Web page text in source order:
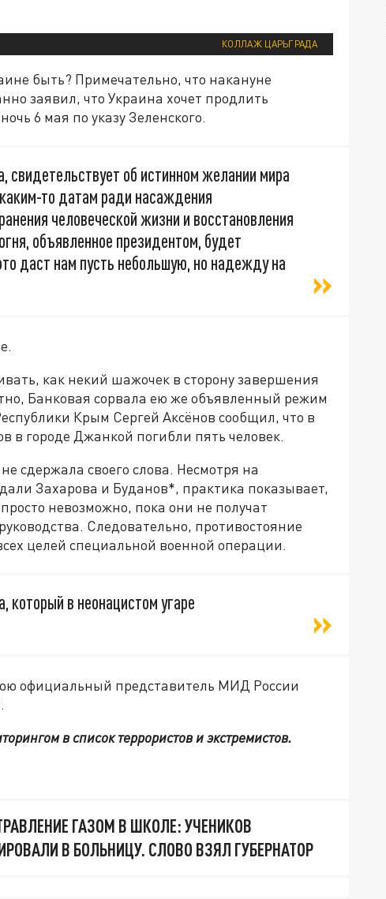
КОЛЛАЖ ЦАРЬГРАДА
быть? Примечательно, что накануне
заявил, что Украина хочет продлить
6 мая по указу Зеленского.
свидетельствует об истинном желании мира
то датам ради насаждения
человеческой жизни и восстановления
объявленное президентом, будет
даст нам пусть небольшую, но надежду на
как некий шажочек в сторону завершения
Банковая сорвала ею же объявленный режим
Крым Сергей Аксёнов сообщил, что в
в городе Джанкой погибли пять человек.
сдержала своего слова. Несмотря на
Захарова и Буданов*, практика показывает,
невозможно, пока они не получат
Следовательно, противостояние
целей специальной военной операции.
который в неонацистом угаре
официальный представитель МИД России
в список террористов и экстремистов.
ГАЗОМ В ШКОЛЕ: УЧЕНИКОВ
В БОЛЬНИЦУ. СЛОВО ВЗЯЛ ГУБЕРНАТОР